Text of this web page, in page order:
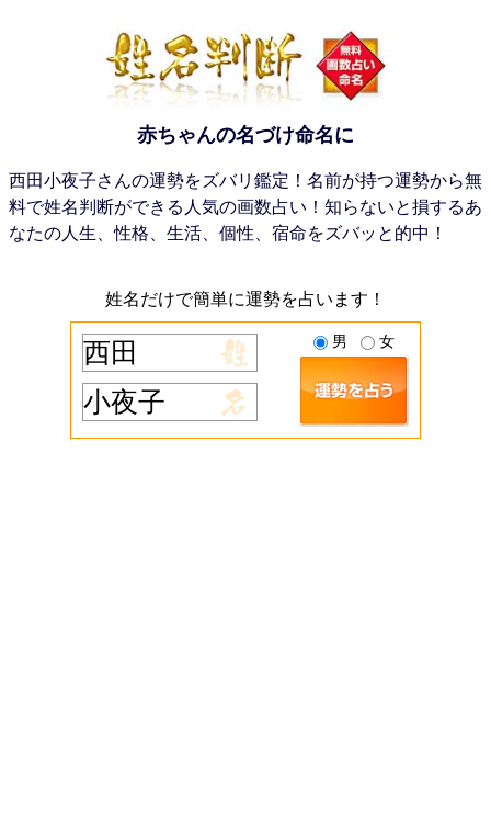
赤ちゃんの名づけ命名に
西田小夜子さんの運勢をズバリ鑑定！名前が持つ運勢から無
料で姓名判断ができる人気の画数占い！知らないと損するあ
なたの人生、性格、生活、個性、宿命をズバッと的中！
姓名だけで簡単に運勢を占います！
男 女